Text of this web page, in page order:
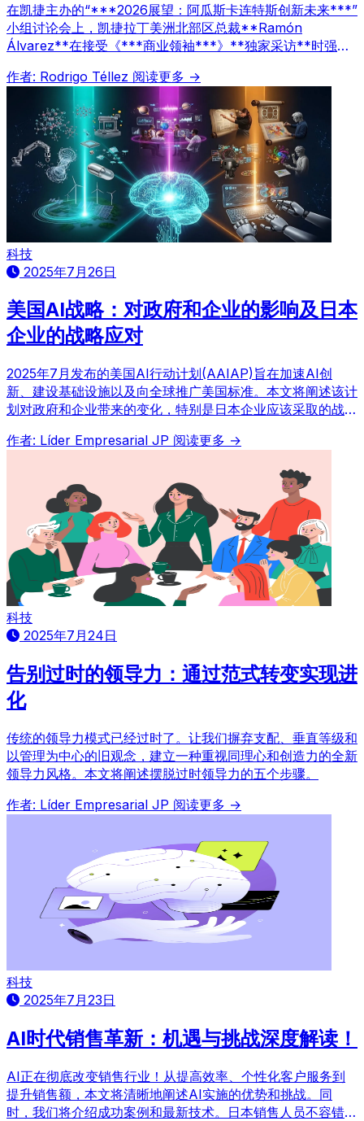
在凯捷主办的“***2026展望：阿瓜斯卡连特斯创新未来***”
小组讨论会上，凯捷拉丁美洲北部区总裁**Ramón
Álvarez**在接受《***商业领袖***》**独家采访**时强
所未有的历史性机遇，将推动其技术与经济的跨越式发展。
作者: Rodrigo Téllez 阅读更多 →
科技
2025年7月26日
美国AI战略：对政府和企业的影响及日本
企业的战略应对
2025年7月发布的美国AI行动计划(AAIAP)旨在加速AI创
新、建设基础设施以及向全球推广美国标准。本文将阐述该计
划对政府和企业带来的变化，特别是日本企业应该采取的战略
合规性应对等。
作者: Líder Empresarial JP 阅读更多 →
科技
2025年7月24日
告别过时的领导力：通过范式转变实现进
化
传统的领导力模式已经过时了。让我们摒弃支配、垂直等级和
以管理为中心的旧观念，建立一种重视同理心和创造力的全新
领导力风格。本文将阐述摆脱过时领导力的五个步骤。
作者: Líder Empresarial JP 阅读更多 →
科技
2025年7月23日
AI时代销售革新：机遇与挑战深度解读！
AI正在彻底改变销售行业！从提高效率、个性化客户服务到
提升销售额，本文将清晰地阐述AI实施的优势和挑战。同
时，我们将介绍成功案例和最新技术。日本销售人员不容错